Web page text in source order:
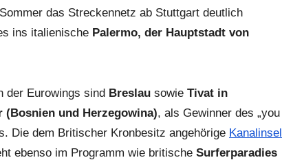
das Streckennetz ab Stuttgart deutlich
ins italienische Palermo, der Hauptstadt von
der Eurowings sind Breslau sowie Tivat in
(Bosnien und Herzegowina), als Gewinner des „you
Die dem Britischer Kronbesitz angehörige Kanalinsel
ebenso im Programm wie britische Surferparadies